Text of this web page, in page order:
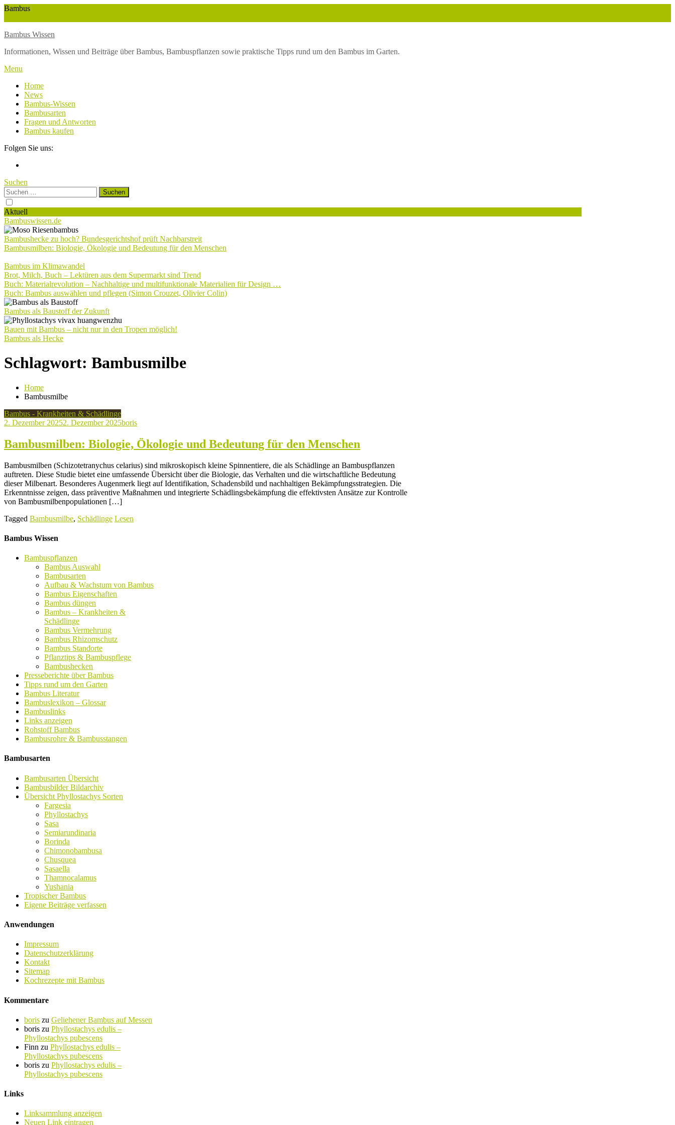
Skip
Bambus
Bambus Wissen
Informationen, Wissen und Beiträge über Bambus, Bambuspflanzen sowie praktische Tipps rund um den Bambus im Garten.
Menu
Home
News
Bambus-Wissen
Bambusarten
Fragen und Antworten
Bambus kaufen
Folgen Sie uns:
Suchen
Suchen
nach:
Aktuell
Bambuswissen.de
Bambushecke zu hoch? Bundesgerichtshof prüft Nachbarstreit
Bambusmilben: Biologie, Ökologie und Bedeutung für den Menschen
Bambus im Klimawandel
Brot, Milch, Buch – Lektüren aus dem Supermarkt sind Trend
Buch: Materialrevolution – Nachhaltige und multifunktionale Materialien für Design …
Buch: Bambus auswählen und pflegen (Simon Crouzet, Olivier Colin)
Bambus als Baustoff der Zukunft
Bauen mit Bambus – nicht nur in den Tropen möglich!
Bambus als Hecke
Schlagwort: Bambusmilbe
Home
Bambusmilbe
Bambus - Krankheiten & Schädlinge
2. Dezember 20252. Dezember 2025boris
Bambusmilben: Biologie, Ökologie und Bedeutung für den Menschen
Bambusmilben (Schizotetranychus celarius) sind mikroskopisch kleine Spinnentiere, die als Schädlinge an Bambuspflanzen
auftreten. Diese Studie bietet eine umfassende Übersicht über die Biologie, das Verhalten und die wirtschaftliche Bedeutung
dieser Milbenart. Besonderes Augenmerk liegt auf Identifikation, Schadensbild und nachhaltigen Bekämpfungsstrategien. Die
Erkenntnisse zeigen, dass präventive Maßnahmen und integrierte Schädlingsbekämpfung die effektivsten Ansätze zur Kontrolle
von Bambusmilbenpopulationen […]
Tagged Bambusmilbe, Schädlinge Lesen
Bambus Wissen
Bambuspflanzen
Bambus Auswahl
Bambusarten
Aufbau & Wachstum von Bambus
Bambus Eigenschaften
Bambus düngen
Bambus – Krankheiten &
Schädlinge
Bambus Vermehrung
Bambus Rhizomschutz
Bambus Standorte
Pflanztips & Bambuspflege
Bambushecken
Presseberichte über Bambus
Tipps rund um den Garten
Bambus Literatur
Bambuslexikon – Glossar
Bambuslinks
Links anzeigen
Rohstoff Bambus
Bambusrohre & Bambusstangen
Bambusarten
Bambusarten Übersicht
Bambusbilder Bildarchiv
Übersicht Phyllostachys Sorten
Fargesia
Phyllostachys
Sasa
Semiarundinaria
Borinda
Chimonobambusa
Chusquea
Sasaella
Thamnocalamus
Yushania
Tropischer Bambus
Eigene Beiträge verfassen
Anwendungen
Impressum
Datenschutzerklärung
Kontakt
Sitemap
Kochrezepte mit Bambus
Kommentare
boris zu Geliehener Bambus auf Messen
boris zu Phyllostachys edulis –
Phyllostachys pubescens
Finn zu Phyllostachys edulis –
Phyllostachys pubescens
boris zu Phyllostachys edulis –
Phyllostachys pubescens
Links
Linksammlung anzeigen
Neuen Link eintragen